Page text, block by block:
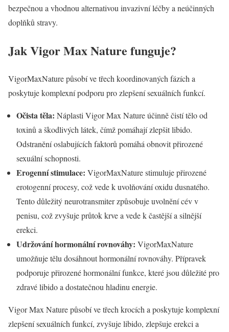
bezpečnou a vhodnou alternativou invazivní léčby a neúčinných
doplňků stravy.
Jak Vigor Max Nature funguje?
VigorMaxNature působí ve třech koordinovaných fázích a
poskytuje komplexní podporu pro zlepšení sexuálních funkcí.
Očista těla: Náplasti Vigor Max Nature účinně čistí tělo od
toxinů a škodlivých látek, čímž pomáhají zlepšit libido.
Odstranění oslabujících faktorů pomáhá obnovit přirozené
sexuální schopnosti.
Erogenní stimulace: VigorMaxNature stimuluje přirozené
erotogenní procesy, což vede k uvolňování oxidu dusnatého.
Tento důležitý neurotransmiter způsobuje uvolnění cév v
penisu, což zvyšuje průtok krve a vede k častější a silnější
erekci.
Udržování hormonální rovnováhy: VigorMaxNature
umožňuje tělu dosáhnout hormonální rovnováhy. Přípravek
podporuje přirozené hormonální funkce, které jsou důležité pro
zdravé libido a dostatečnou hladinu energie.
Vigor Max Nature působí ve třech krocích a poskytuje komplexní
zlepšení sexuálních funkcí, zvyšuje libido, zlepšuje erekci a